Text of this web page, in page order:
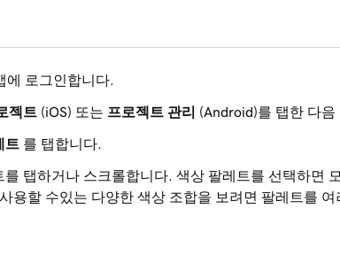
에 로그인합니다.
젝트 (iOS) 또는 프로젝트 관리 (Android)를 탭한 다음
트 를 탭합니다.
를 탭하거나 스크롤합니다. 색상 팔레트를 선택하면
용할 수있는 다양한 색상 조합을 보려면 팔레트를 여